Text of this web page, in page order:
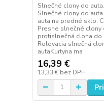
Slnečné clony do
Slnečné clony do
auta na predné sklo.
Presne slnečné clony
protislnečná clona do
Rolovacia slnečná
autaKurtyna ma
16,39 €
13,33 € bez DPH